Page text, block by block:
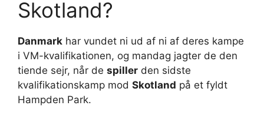
Skotland?
Danmark har vundet ni ud af ni af deres kampe
i VM-kvalifikationen, og mandag jagter de den
tiende sejr, når de spiller den sidste
kvalifikationskamp mod Skotland på et fyldt
Hampden Park.